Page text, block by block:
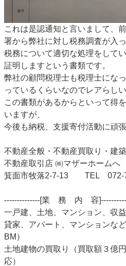
これは是認通知と言いまして、
署から弊社に対し税務調査が入っ
税務について適切な処理をして
証明しますという書類です。
弊社の顧問税理士も税理士にな
っているくらいなのでレアらしい
この書類があるからといって得
いますが、
今後も納税、支援寄付活動に頑
不動産全般・不動産買取り・建
不動産取引店 ㈱マザーホームへ
箕面市牧落2-7-13 TEL 072-
--------------[業 務 内 容
一戸建、土地、マンション、収
貸家、アパート、マンションな
BM）
土地建物の買取り（買取額３億
応）